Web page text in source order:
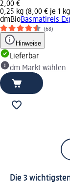
2,00 €
0,25 kg (8,00 € je 1
dmBioBasmatireis
(68)
Hinweise
Lieferbar
dm Markt wählen
Die 3